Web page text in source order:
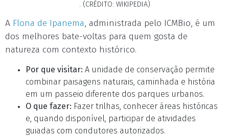
. (CRÉDITO: WIKIPEDIA)
A Flona de Ipanema, administrada pelo ICMBio, é um
dos melhores bate-voltas para quem gosta de
natureza com contexto histórico.
Por que visitar: A unidade de conservação permite
combinar paisagens naturais, caminhada e história
em um passeio diferente dos parques urbanos.
O que fazer: Fazer trilhas, conhecer áreas históricas
e, quando disponível, participar de atividades
guiadas com condutores autorizados.